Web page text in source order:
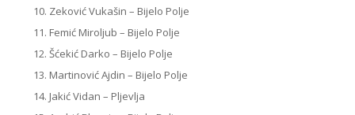
Zeković Vukašin – Bijelo Polje
Femić Miroljub – Bijelo Polje
Šćekić Darko – Bijelo Polje
Martinović Ajdin – Bijelo Polje
Jakić Vidan – Pljevlja